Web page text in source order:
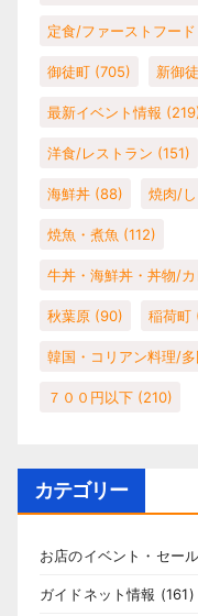
定食/ファーストフード
御徒町 (705) 新御
最新イベント情報
洋食/レストラン (151)
海鮮丼 (88) 焼肉/
焼魚・煮魚 (112)
牛丼・海鮮丼・丼物/
秋葉原 (90) 稲荷町
韓国・コリアン料理/
７００円以下 (210)
カテゴリー
お店のイベント・セー
ガイドネット情報 (161)